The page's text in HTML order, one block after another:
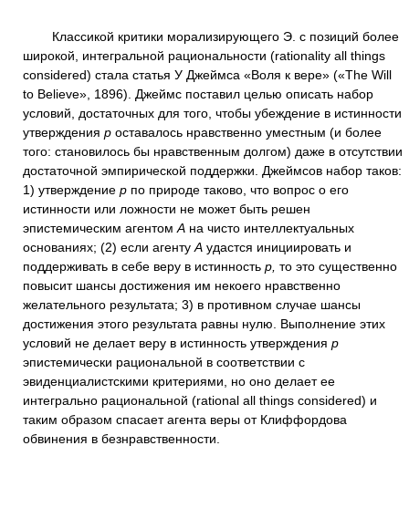
Классикой критики морализирующего Э. с позиций более
широкой, интегральной рациональности (rationality all things
considered) стала статья У Джеймса «Воля к вере» («The Will
to Believe», 1896). Джеймс поставил целью описать набор
условий, достаточных для того, чтобы убеждение в истинности
утверждения р оставалось нравственно уместным (и более
того: становилось бы нравственным долгом) даже в отсутствии
достаточной эмпирической поддержки. Джеймсов набор таков:
1) утверждение р по природе таково, что вопрос о его
истинности или ложности не может быть решен
эпистемическим агентом А на чисто интеллектуальных
основаниях; (2) если агенту А удастся инициировать и
поддерживать в себе веру в истинность р, то это существенно
повысит шансы достижения им некоего нравственно
желательного результата; 3) в противном случае шансы
достижения этого результата равны нулю. Выполнение этих
условий не делает веру в истинность утверждения р
эпистемически рациональной в соответствии с
эвиденциалистскими критериями, но оно делает ее
интегрально рациональной (rational all things considered) и
таким образом спасает агента веры от Клиффордова
обвинения в безнравственности.